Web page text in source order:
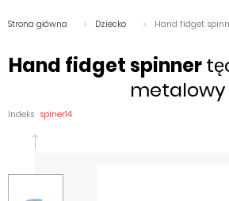
Strona główna Dziecko Hand fidget
Hand fidget spinner
metalowy
Indeks spiner14